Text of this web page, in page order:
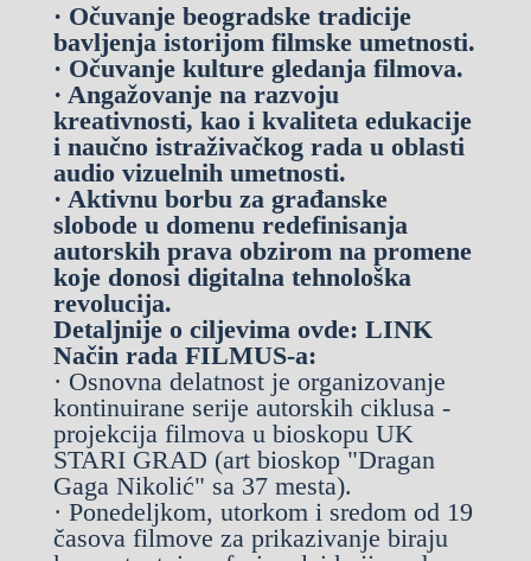
· Očuvanje beogradske tradicije
bavljenja istorijom filmske umetnosti.
· Očuvanje kulture gledanja filmova.
· Angažovanje na razvoju
kreativnosti, kao i kvaliteta edukacije
i naučno istraživačkog rada u oblasti
audio vizuelnih umetnosti.
· Aktivnu borbu za građanske
slobode u domenu redefinisanja
autorskih prava obzirom na promene
koje donosi digitalna tehnološka
revolucija.
Detaljnije o ciljevima ovde: LINK
Način rada FILMUS-a:
· Osnovna delatnost je organizovanje
kontinuirane serije autorskih ciklusa -
projekcija filmova u bioskopu UK
STARI GRAD (art bioskop "Dragan
Gaga Nikolić" sa 37 mesta).
· Ponedeljkom, utorkom i sredom od 19
časova filmove za prikazivanje biraju